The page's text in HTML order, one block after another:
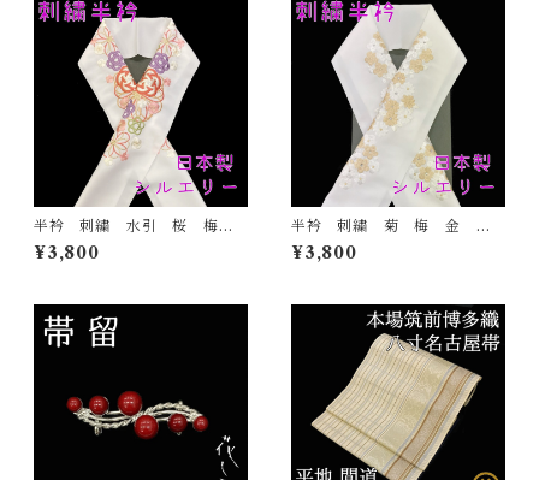
半衿 刺繍 水引 桜 梅
白地 シルエリー 新合繊
日本製 刺繍衿 和装小物
¥3,800
半衿 刺繍 菊 梅 金 白
地 シルエリー 新合繊 日
本製 刺繍衿 和装小物 着
¥3,800